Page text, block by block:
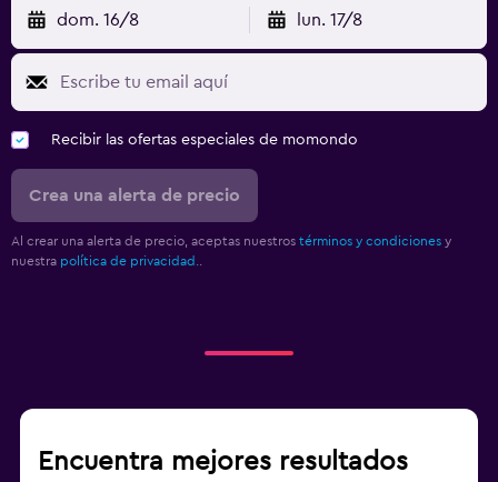
dom. 16/8 lun. 17/8
Recibir las ofertas especiales de momondo
Crea una alerta de precio
Al crear una alerta de precio, aceptas nuestros términos y condiciones y
nuestra política de privacidad.
Encuentra mejores resultados